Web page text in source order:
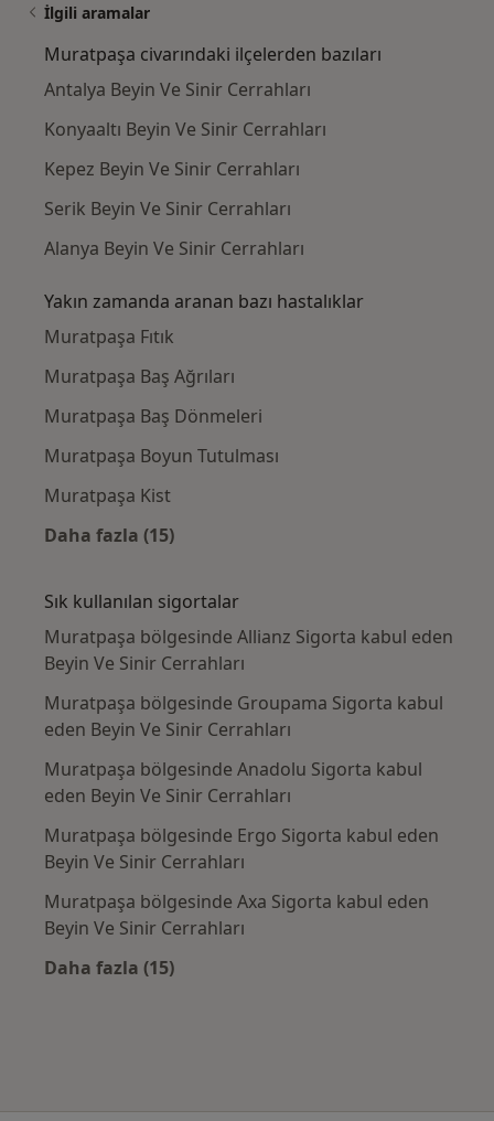
İlgili aramalar
Muratpaşa civarındaki ilçelerden bazıları
Antalya Beyin Ve Sinir Cerrahları
Konyaaltı Beyin Ve Sinir Cerrahları
Kepez Beyin Ve Sinir Cerrahları
Serik Beyin Ve Sinir Cerrahları
Alanya Beyin Ve Sinir Cerrahları
Yakın zamanda aranan bazı hastalıklar
Muratpaşa Fıtık
Muratpaşa Baş Ağrıları
Muratpaşa Baş Dönmeleri
Muratpaşa Boyun Tutulması
Muratpaşa Kist
Daha fazla (15)
Sık kullanılan sigortalar
Muratpaşa bölgesinde Allianz Sigorta kabul eden
Beyin Ve Sinir Cerrahları
Muratpaşa bölgesinde Groupama Sigorta kabul
eden Beyin Ve Sinir Cerrahları
Muratpaşa bölgesinde Anadolu Sigorta kabul
eden Beyin Ve Sinir Cerrahları
Muratpaşa bölgesinde Ergo Sigorta kabul eden
Beyin Ve Sinir Cerrahları
Muratpaşa bölgesinde Axa Sigorta kabul eden
Beyin Ve Sinir Cerrahları
Daha fazla (15)